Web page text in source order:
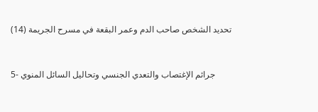
(14) تحديد الشخص صاحب الدم وعمر البقعة في مسرح الجريمة
5- جرائم الإغتصاب والتعدي الجنسي وتحاليل السائل المنوي